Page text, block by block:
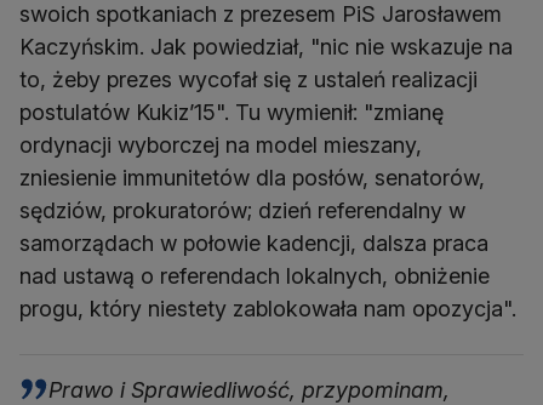
swoich spotkaniach z prezesem PiS Jarosławem
Kaczyńskim. Jak powiedział, "nic nie wskazuje na
to, żeby prezes wycofał się z ustaleń realizacji
postulatów Kukiz’15". Tu wymienił: "zmianę
ordynacji wyborczej na model mieszany,
zniesienie immunitetów dla posłów, senatorów,
sędziów, prokuratorów; dzień referendalny w
samorządach w połowie kadencji, dalsza praca
nad ustawą o referendach lokalnych, obniżenie
progu, który niestety zablokowała nam opozycja".
Prawo i Sprawiedliwość, przypominam,